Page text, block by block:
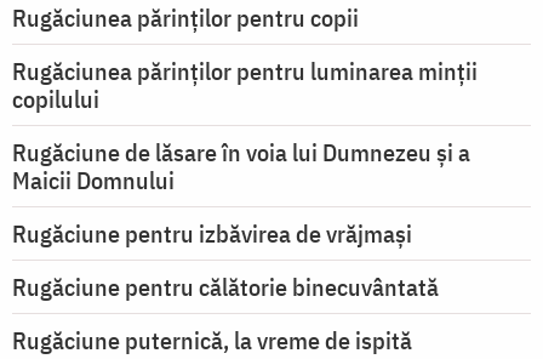
Rugăciunea părinților pentru copii
Rugăciunea părinților pentru luminarea minţii
copilului
Rugăciune de lăsare în voia lui Dumnezeu şi a
Maicii Domnului
Rugăciune pentru izbăvirea de vrăjmași
Rugăciune pentru călătorie binecuvântată
Rugăciune puternică, la vreme de ispită